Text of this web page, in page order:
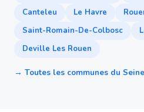
Canteleu
Le Havre
Saint-Romain-De-Colbosc
Deville Les Rouen
→ Toutes les communes du